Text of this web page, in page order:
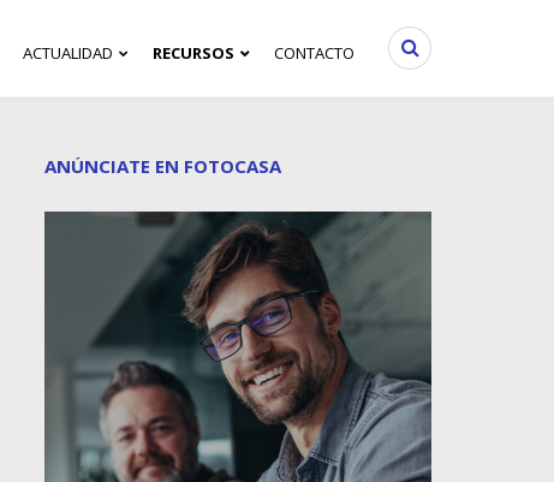
ACTUALIDAD RECURSOS CONTACTO
ANÚNCIATE EN FOTOCASA